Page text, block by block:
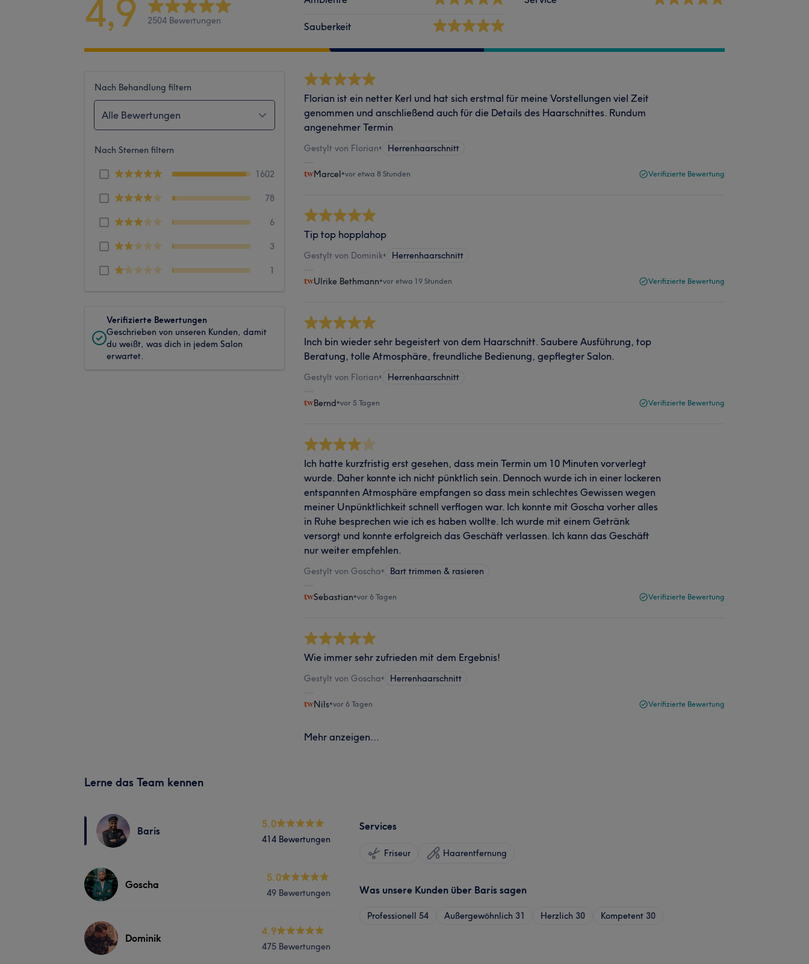
4,9 2504 Bewertungen Sauberkeit
Nach Behandlung filtern
Alle Bewertungen
Nach Sternen filtern
1602
78
6
3
1
Verifizierte Bewertungen
Geschrieben von unseren Kunden, damit
du weißt, was dich in jedem Salon
erwartet.
Florian ist ein netter Kerl und hat sich erstmal für meine Vorstellungen viel Zeit
genommen und anschließend auch für die Details des Haarschnittes. Rundum
angenehmer Termin
Gestylt von Florian• Herrenhaarschnitt
Marcel•vor etwa 8 Stunden Verifizierte Bewertung
Tip top hopplahop
Gestylt von Dominik• Herrenhaarschnitt
Ulrike Bethmann•vor etwa 19 Stunden Verifizierte Bewertung
Inch bin wieder sehr begeistert von dem Haarschnitt. Saubere Ausführung, top
Beratung, tolle Atmosphäre, freundliche Bedienung, gepflegter Salon.
Gestylt von Florian• Herrenhaarschnitt
Bernd•vor 5 Tagen Verifizierte Bewertung
Ich hatte kurzfristig erst gesehen, dass mein Termin um 10 Minuten vorverlegt
wurde. Daher konnte ich nicht pünktlich sein. Dennoch wurde ich in einer lockeren
entspannten Atmosphäre empfangen so dass mein schlechtes Gewissen wegen
meiner Unpünktlichkeit schnell verflogen war. Ich konnte mit Goscha vorher alles
in Ruhe besprechen wie ich es haben wollte. Ich wurde mit einem Getränk
versorgt und konnte erfolgreich das Geschäft verlassen. Ich kann das Geschäft
nur weiter empfehlen.
Gestylt von Goscha• Bart trimmen & rasieren
Sebastian•vor 6 Tagen Verifizierte Bewertung
Wie immer sehr zufrieden mit dem Ergebnis!
Gestylt von Goscha• Herrenhaarschnitt
Nils•vor 6 Tagen Verifizierte Bewertung
Mehr anzeigen...
Lerne das Team kennen
Baris
5.0
414 Bewertungen
Goscha
5.0
49 Bewertungen
Dominik
4.9
475 Bewertungen
Services
Friseur Haarentfernung
Was unsere Kunden über Baris sagen
Professionell 54 Außergewöhnlich 31 Herzlich 30 Kompetent 30